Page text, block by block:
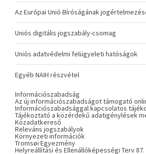
Az Európai Unió Bíróságának
Uniós digitális jogszabály-csomag
Uniós adatvédelmi felügyeleti hatóságok
Egyéb NAIH részvétel
Információszabadság
Az új információszabadságot támogató
Információszabadsággal kapcsolatos
Tájékoztató a közérdekű adatigénylések
Közadatkereső
Releváns jogszabályok
Környezeti információk
Tromsøi Egyezmény
Helyreállítási és Ellenállóképességi Terv